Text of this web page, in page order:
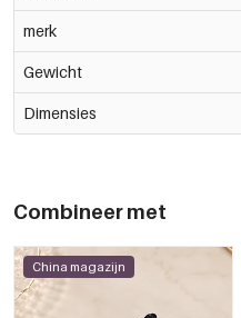
merk
Gewicht
Dimensies
Combineer met
China magazijn